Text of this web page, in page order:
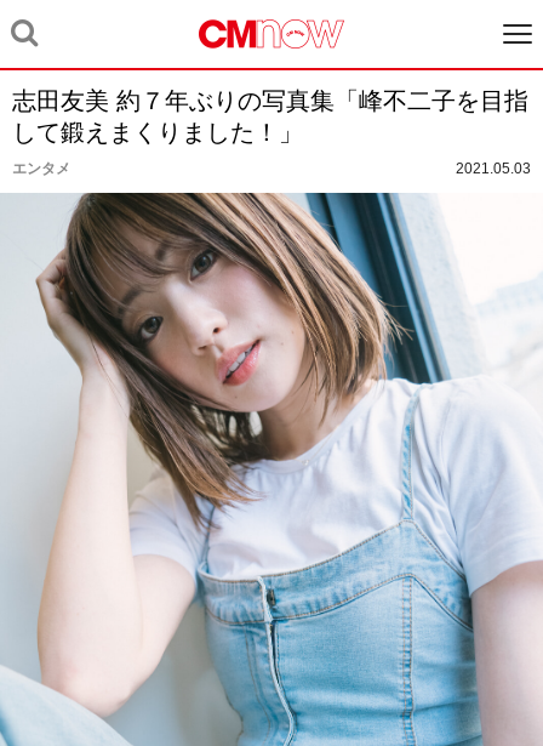
志田友美 約７年ぶりの写真集「峰不二子を目指
して鍛えまくりました！」
エンタメ 2021.05.03